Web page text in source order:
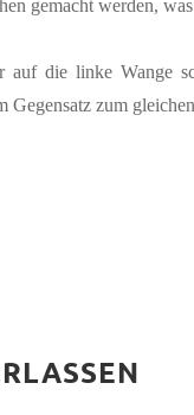
gemacht werden,
auf die linke Wange
Gegensatz zum